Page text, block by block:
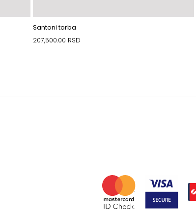
Santoni torba
207,500.00 RSD